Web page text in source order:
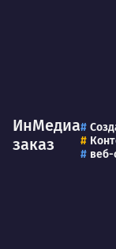
ИнМедиа
заказ
веб-